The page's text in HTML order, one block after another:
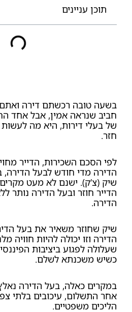
תוכן עניינים
בשעה טובה רכשתם דירה ואתם
חביב שנראה אמין, אבל אחד
של בעלי דירות, היא מה
חזר.
לפי הסכם השכירות, הדייר
הדירה מדי חודש לבעל
שיק (צ’ק). ישנם לא מעט
הדייר חוזר ובעל הדירה נותר
הדירה.
שיק שחוזר משאיר את בעל
הדירה וזו יכולה להיות חוויה
שעלולה לפגוע ביציבות
כשיש משכנתא לשלם.
במקרים כאלה, בעל הדירה
אחר התשלום, עיכובים בלתי
הליכים משפטיים.